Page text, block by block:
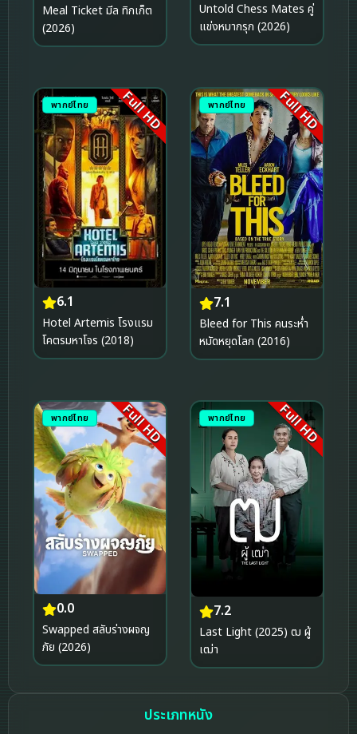
Meal Ticket มีล ทิกเก็ต
(2026)
Untold Chess Mates คู่
แข่งหมากรุก (2026)
พากย์ไทย Full HD
6.1
Hotel Artemis โรงแรม
โคตรมหาโจร (2018)
พากย์ไทย Full HD
7.1
Bleed for This คนระห่ำ
หมัดหยุดโลก (2016)
พากย์ไทย Full HD
0.0
Swapped สลับร่างผจญ
ภัย (2026)
พากย์ไทย Full HD
7.2
Last Light (2025) ฒ ผู้
เฒ่า
ประเภทหนัง